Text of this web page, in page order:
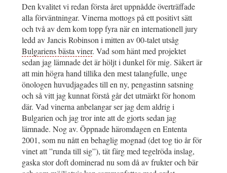
Den kvalitet vi redan första året uppnådde överträffade
alla förväntningar. Vinerna mottogs på ett positivt sätt
och två av dem kom topp fyra när en internationell jury
ledd av Jancis Robinson i mitten av 00-talet utsåg
Bulgariens bästa viner. Vad som hänt med projektet
sedan jag lämnade det är höljt i dunkel för mig. Säkert är
att min högra hand tillika den mest talangfulle, unge
önologen huvudjagades till en ny, pengastinn satsning
och så vitt jag kunnat förstå går det utmärkt för honom
där. Vad vinerna anbelangar ser jag dem aldrig i
Bulgarien och jag tror inte att de gjorts sedan jag
lämnade. Nog av. Öppnade häromdagen en Ententa
2001, som nu nått en behaglig mognad (det tog tio år för
vinet att ”runda till sig”), tät färg med tegelröda inslag,
gaska stor doft dominerad nu som då av frukter och bär